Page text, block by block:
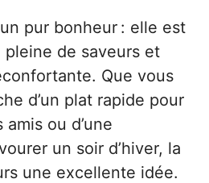
pur bonheur : elle est
pleine de saveurs et
Que vous
d’un plat rapide pour
ou d’une
un soir d’hiver, la
une excellente idée.